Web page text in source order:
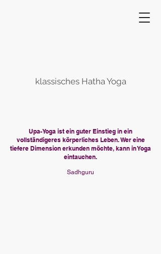
klassisches Hatha Yoga
Upa-Yoga ist ein guter Einstieg in ein
vollständigeres körperliches Leben. Wer eine
tiefere Dimension erkunden möchte, kann in Yoga
eintauchen.
Sadhguru